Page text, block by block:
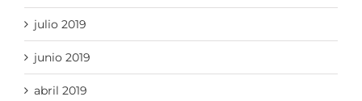
julio 2019
junio 2019
abril 2019